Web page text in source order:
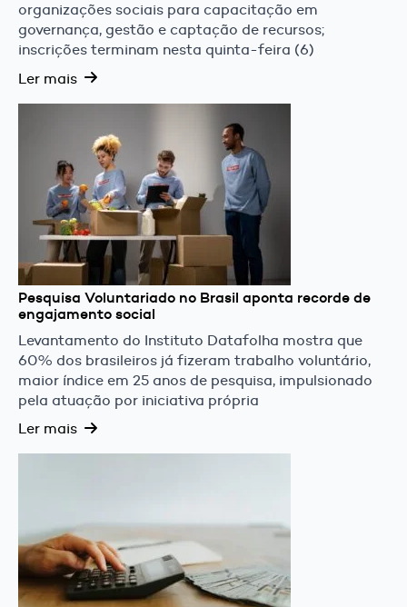
organizações sociais para capacitação em
governança, gestão e captação de recursos;
inscrições terminam nesta quinta-feira (6)
Ler mais
Pesquisa Voluntariado no Brasil aponta recorde de
engajamento social
Levantamento do Instituto Datafolha mostra que
60% dos brasileiros já fizeram trabalho voluntário,
maior índice em 25 anos de pesquisa, impulsionado
pela atuação por iniciativa própria
Ler mais